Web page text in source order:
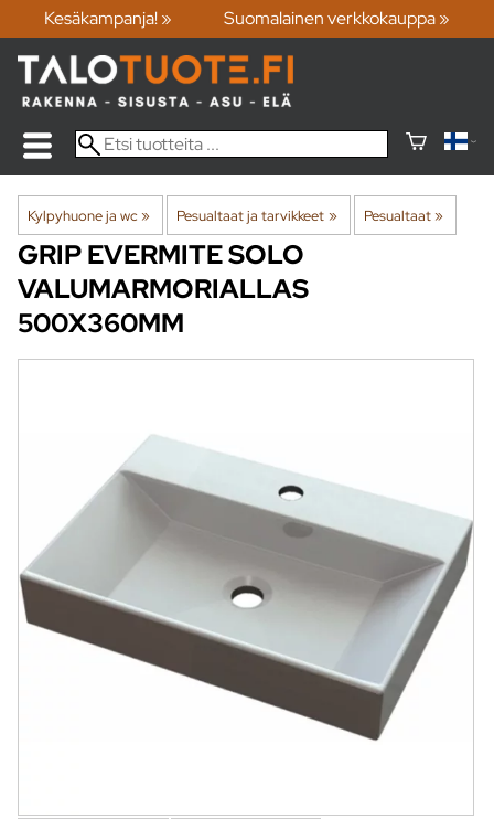
Kesäkampanja! » Suomalainen verkkokauppa »
Kylpyhuone ja wc‪» Pesualtaat ja tarvikkeet ‪» Pesualtaat‪»
GRIPEVERMITE SOLO
VALUMARMORIALLAS
500X360MM